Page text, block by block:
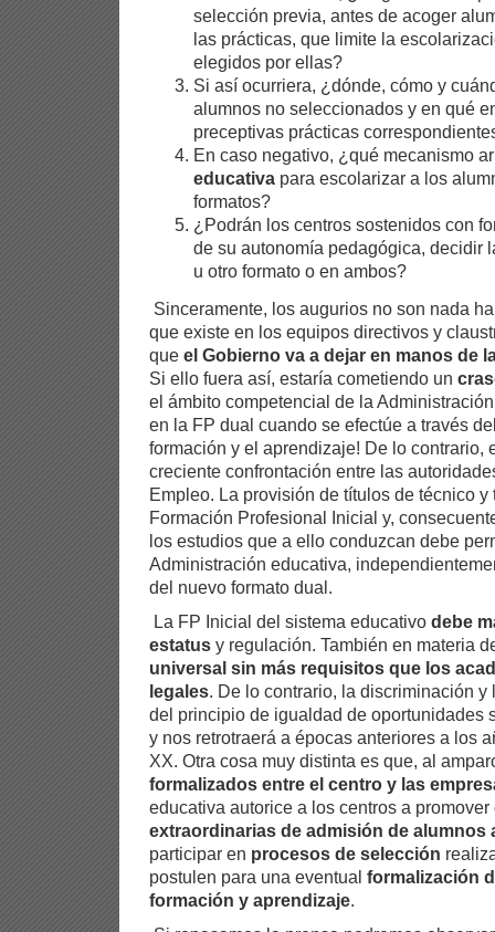
selección previa, antes de acoger
las prácticas, que limite la
elegidos por ellas?
Si así ocurriera, ¿dónde, cómo y
alumnos no seleccionados y en qué
preceptivas prácticas
En caso negativo, ¿qué mecanismo
educativa para escolarizar a los
formatos?
¿Podrán los centros sostenidos con
de su autonomía pedagógica, decidir
u otro formato o en ambos?
Sinceramente, los augurios no son nada
que existe en los equipos directivos y
que el Gobierno va a dejar en manos de
Si ello fuera así, estaría cometiendo un
el ámbito competencial de la
en la FP dual cuando se efectúe a través
formación y el aprendizaje! De lo contrario,
creciente confrontación entre las
Empleo. La provisión de títulos de técnico
Formación Profesional Inicial y,
los estudios que a ello conduzcan debe
Administración educativa,
del nuevo formato dual.
La FP Inicial del sistema educativo debe
estatus y regulación. También en materia
universal sin más requisitos que los
legales. De lo contrario, la discriminación
del principio de igualdad de oportunidades
y nos retrotraerá a épocas anteriores a los
XX. Otra cosa muy distinta es que, al
formalizados entre el centro y las
educativa autorice a los centros a promover
extraordinarias de admisión de alumnos
participar en procesos de selección
postulen para una eventual formalización
formación y aprendizaje.